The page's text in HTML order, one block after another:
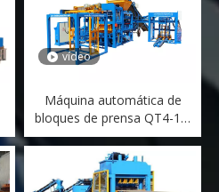
vídeo
Máquina automática de
bloques de prensa QT4-18,
máquina de ladrillo sólido de
polvo de cemento